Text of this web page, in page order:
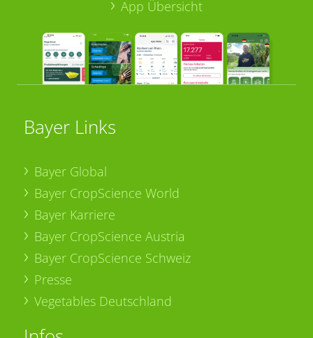
App Übersicht
Bayer Links
Bayer Global
Bayer CropScience World
Bayer Karriere
Bayer CropScience Austria
Bayer CropScience Schweiz
Presse
Vegetables Deutschland